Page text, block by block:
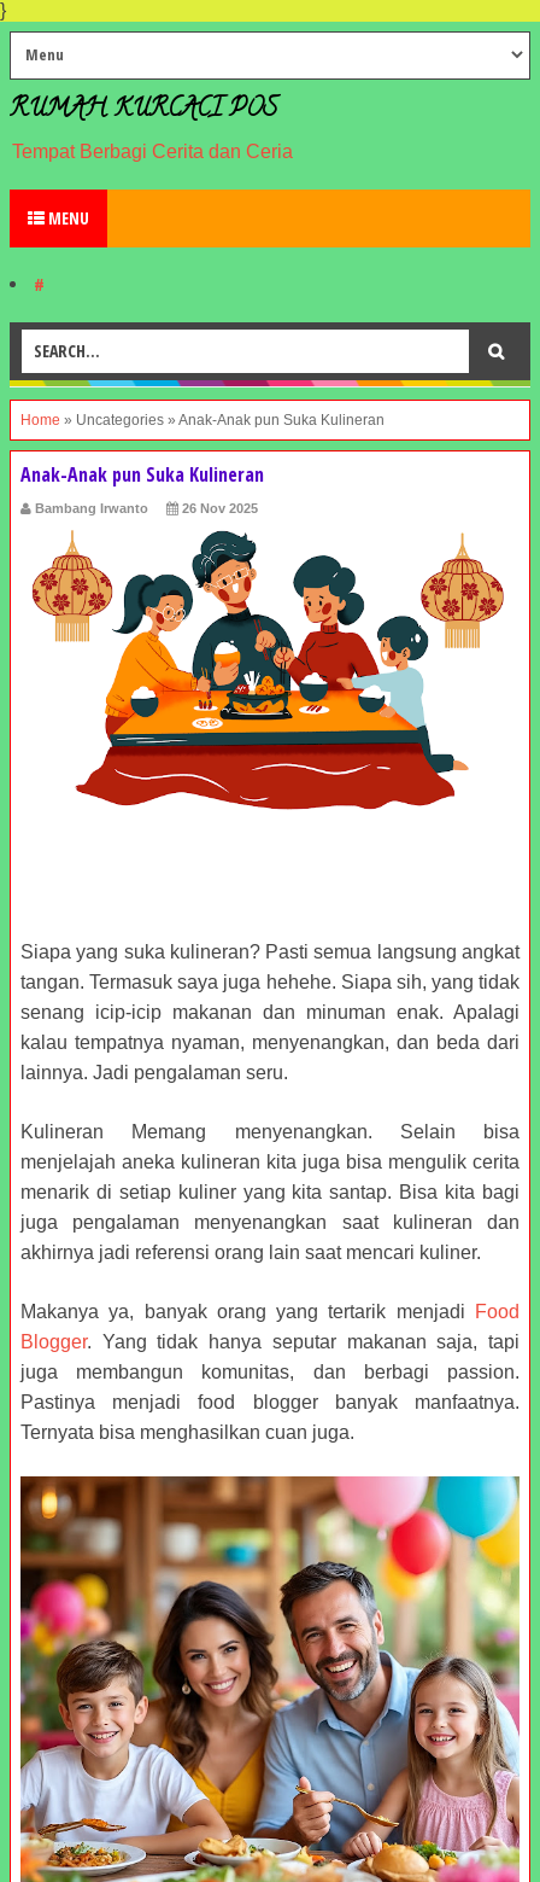
}
RUMAH KURCACI POS
Tempat Berbagi Cerita dan Ceria
MENU
#
Home » Uncategories » Anak-Anak pun Suka Kulineran
Anak-Anak pun Suka Kulineran
Bambang Irwanto 26 Nov 2025
Siapa yang suka kulineran? Pasti semua langsung angkat
tangan. Termasuk saya juga hehehe. Siapa sih, yang tidak
senang icip-icip makanan dan minuman enak. Apalagi
kalau tempatnya nyaman, menyenangkan, dan beda dari
lainnya. Jadi pengalaman seru.
Kulineran Memang menyenangkan. Selain bisa
menjelajah aneka kulineran kita juga bisa mengulik cerita
menarik di setiap kuliner yang kita santap. Bisa kita bagi
juga pengalaman menyenangkan saat kulineran dan
akhirnya jadi referensi orang lain saat mencari kuliner.
Makanya ya, banyak orang yang tertarik menjadi
Food
Blogger. Yang tidak hanya seputar makanan saja, tapi
juga membangun komunitas, dan berbagi passion.
Pastinya menjadi food blogger banyak manfaatnya.
Ternyata bisa menghasilkan cuan juga.